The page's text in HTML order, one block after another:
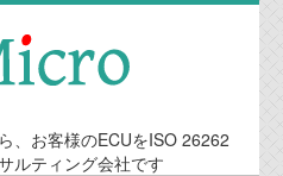
、お客様のECUをISO 26262
ルティング会社です